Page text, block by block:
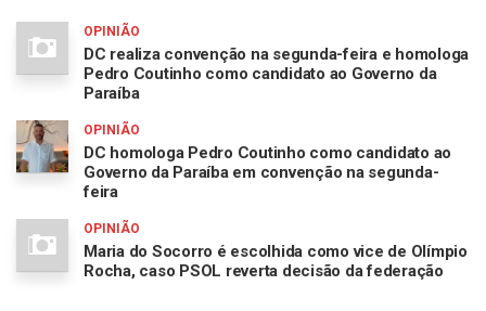
OPINIÃO
DC realiza convenção na segunda-feira e homologa
Pedro Coutinho como candidato ao Governo da
Paraíba
OPINIÃO
DC homologa Pedro Coutinho como candidato ao
Governo da Paraíba em convenção na segunda-
feira
OPINIÃO
Maria do Socorro é escolhida como vice de Olímpio
Rocha, caso PSOL reverta decisão da federação